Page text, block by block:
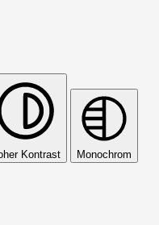
Kontrast Monochrom